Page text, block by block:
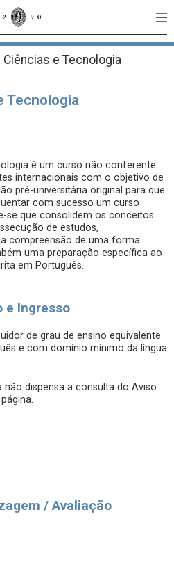
Ciências e Tecnologia
Tecnologia
é um curso não conferente
internacionais com o objetivo de
pré-universitária original para que
com sucesso um curso
se que consolidem os conceitos
de estudos,
compreensão de uma forma
uma preparação específica ao
em Português.
e Ingresso
de grau de ensino equivalente
e com domínio mínimo da língua
dispensa a consulta do Aviso
/ Avaliação